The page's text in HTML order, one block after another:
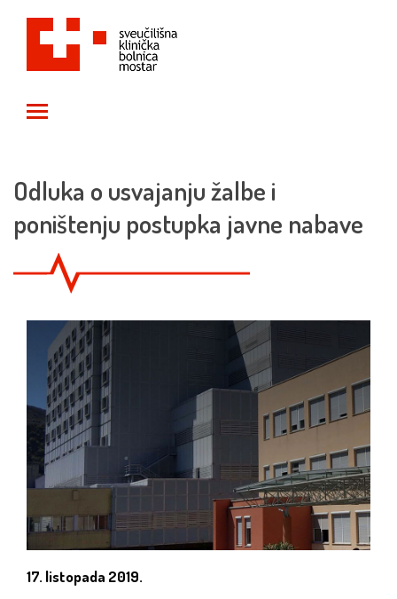
Odluka o usvajanju žalbe i
poništenju postupka javne nabave
17. listopada 2019.